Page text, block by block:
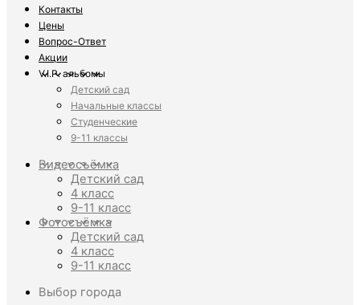
Контакты
Цены
Вопрос-Ответ
Акции
V.I.P. альбомы
Детский сад
Начальные классы
Студенческие
9-11 классы
Видеосъёмка
Детский сад
4 класс
9-11 класс
Фотосъёмка
Детский сад
4 класс
9-11 класс
Выбор города